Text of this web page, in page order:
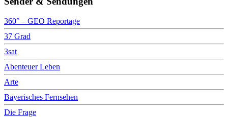
360° – GEO Reportage
37 Grad
3sat
Abenteuer Leben
Arte
Bayerisches Fernsehen
Die Frage